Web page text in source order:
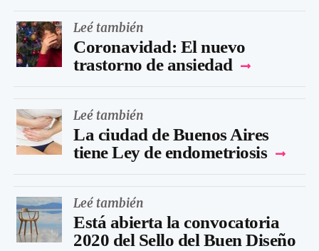
Leé también
Coronavidad: El nuevo
trastorno de ansiedad
Leé también
La ciudad de Buenos Aires
tiene Ley de endometriosis
Leé también
Está abierta la convocatoria
2020 del Sello del Buen Diseño